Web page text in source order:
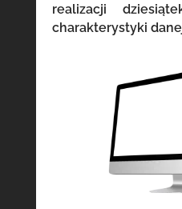
realizacji
charakterystyki